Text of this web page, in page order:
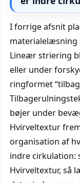
I forrige afsnit
materialelæsning
Lineær striering
eller under
ringformet
bøjer under
Hvirveltextur
organisation af
indre cirkulation:
Hvirveltextur, så